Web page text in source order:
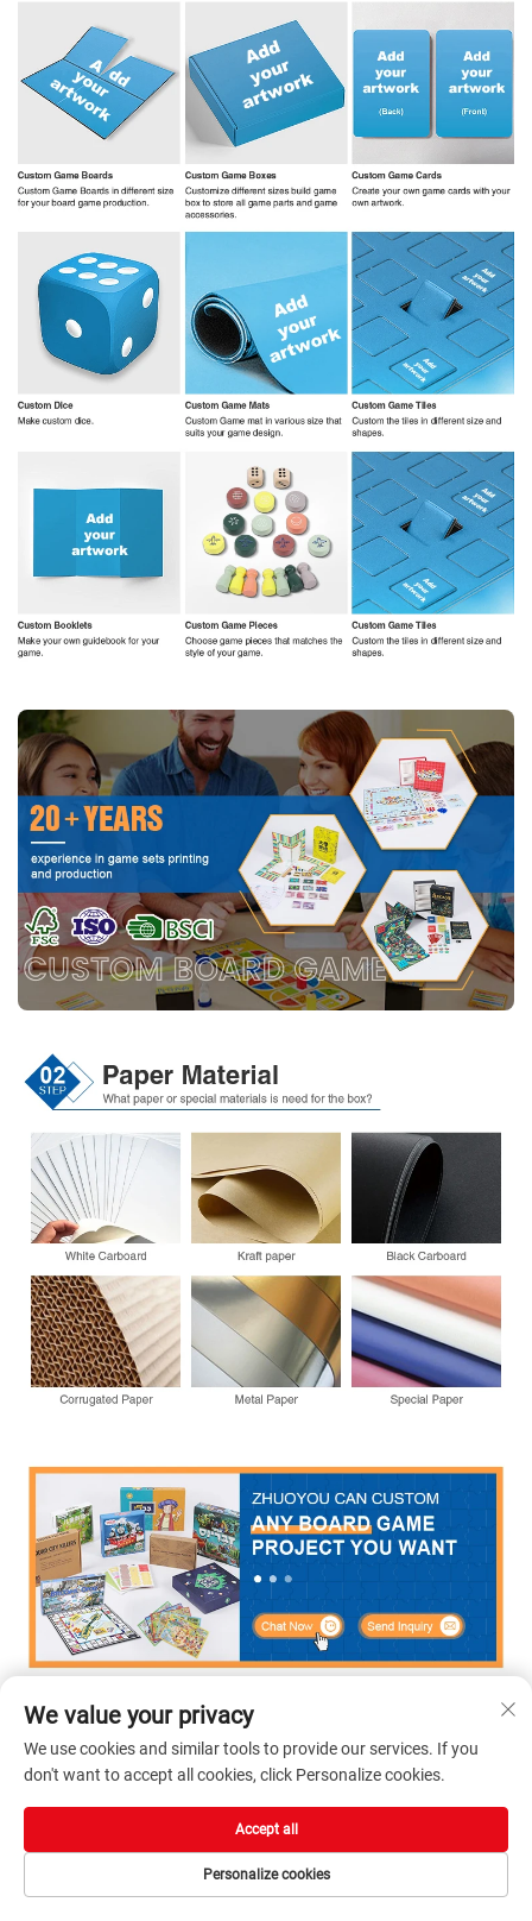
We value your privacy
We use cookies and similar tools to provide our services. If you
don't want to accept all cookies, click Personalize cookies.
Personalize cookies
Accept all